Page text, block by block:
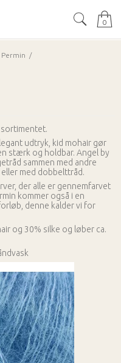
0
Permin
/
sortimentet.
udtryk, kid mohair gør
stærk og holdbar. Angel by
sammen med andre
med dobbelttråd.
der alle er gennemfarvet
kommer også i en
denne kalder vi for
og 30% silke og løber ca.